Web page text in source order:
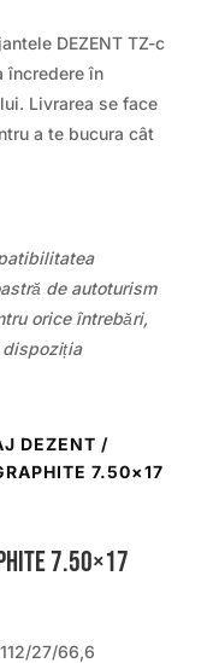
DEZENT TZ-c
încredere în
Livrarea se face
a te bucura cât
de autoturism
orice întrebări,
dispoziția
DEZENT /
7.50×17
7.50×17
27/66,6